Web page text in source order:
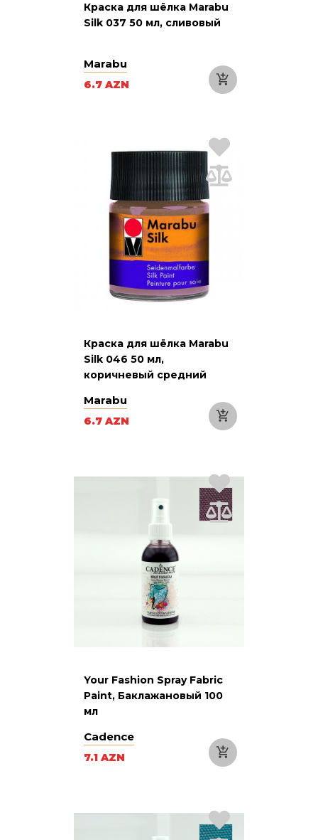
Краска для шёлка Marabu
Silk 037 50 мл, сливовый
Marabu
6.7 AZN
Краска для шёлка Marabu
Silk 046 50 мл,
коричневый средний
Marabu
6.7 AZN
Your Fashion Spray Fabric
Paint, Баклажановый 100
мл
Cadence
7.1 AZN